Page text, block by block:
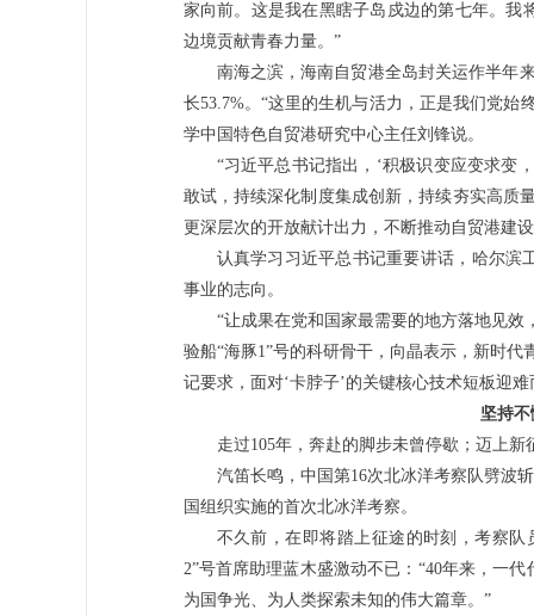
家向前。这是我在黑瞎子岛戍边的第七年。
边境贡献青春力量。”
南海之滨，海南自贸港全岛封关运作半年
长53.7%。“这里的生机与活力，正是我们党始
学中国特色自贸港研究中心主任刘锋说。
“习近平总书记指出，‘积极识变应变求变
敢试，持续深化制度集成创新，持续夯实高质
更深层次的开放献计出力，不断推动自贸港建
认真学习习近平总书记重要讲话，哈尔滨
事业的志向。
“让成果在党和国家最需要的地方落地见
验船“海豚1”号的科研骨干，向晶表示，新时
记要求，面对‘卡脖子’的关键核心技术短板迎
坚持
走过105年，奔赴的脚步未曾停歇；迈上
汽笛长鸣，中国第16次北冰洋考察队劈波
国组织实施的首次北冰洋考察。
不久前，在即将踏上征途的时刻，考察
2”号首席助理蓝木盛激动不已：“40年来，一
为国争光、为人类探索未知的伟大篇章。”